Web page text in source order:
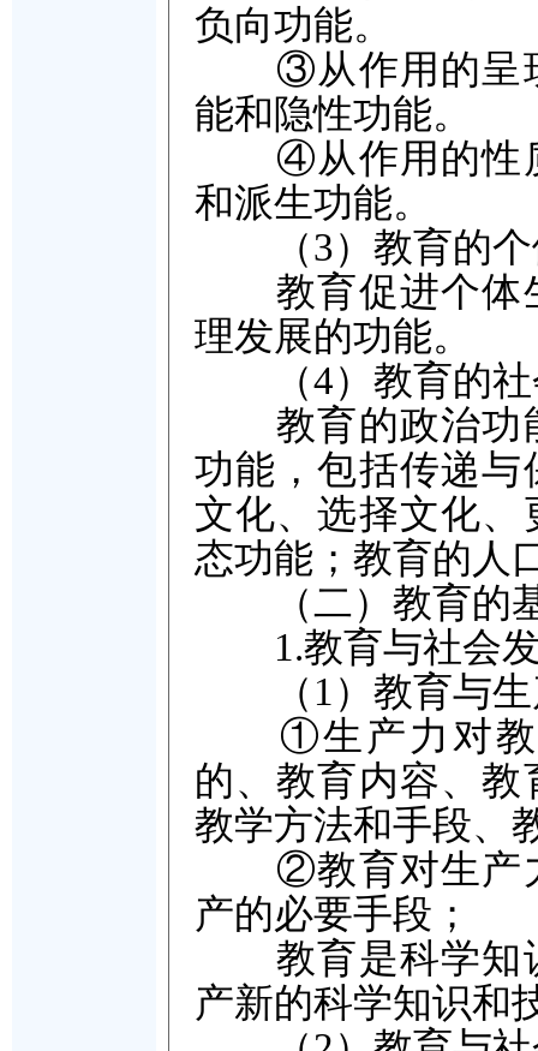
负向功能。
③从作用的呈现
能和隐性功能。
④从作用的性质
和派生功能。
（3）教育的个
教育促进个体
理发展的功能。
（4）教育的社
教育的政治功
功能，包括传递
文化、选择文化
态功能；教育的人
（二）教育的
1.教育与社会发
（1）教育与生
①生产力对教
的、教育内容、
教学方法和手段、
②教育对生产力
产的必要手段；
教育是科学知
产新的科学知识和